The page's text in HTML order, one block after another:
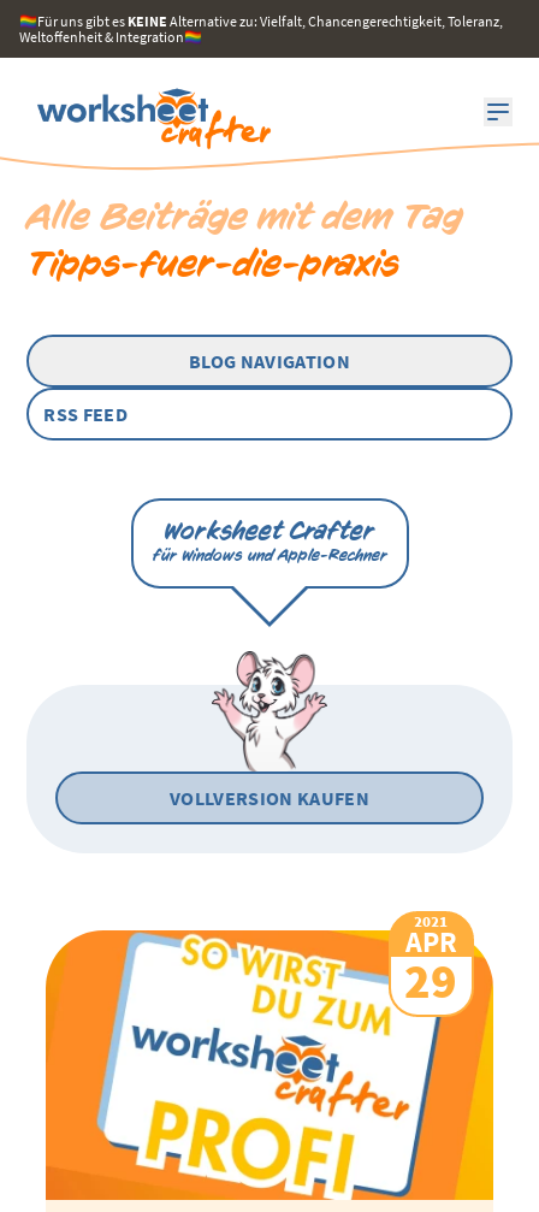
🏳️‍🌈Für uns gibt es KEINE Alternative zu: Vielfalt, Chancengerechtigkeit, Toleranz,
Weltoffenheit & Integration🏳️‍🌈
Alle Beiträge mit dem Tag
Tipps-fuer-die-praxis
BLOG NAVIGATION
RSS FEED
Worksheet Crafter
für Windows und Apple-Rechner
VOLLVERSION KAUFEN
2021
APR
29